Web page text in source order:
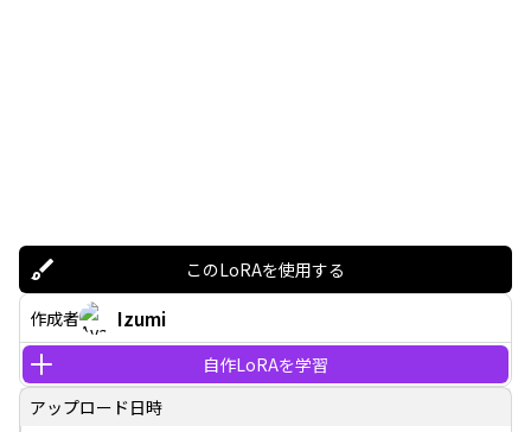
このLoRAを使用する
作成者 Izumi
自作LoRAを学習
アップロード日時